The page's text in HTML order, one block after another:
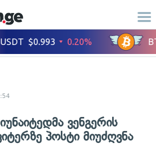
ვენგერის
პოსტი მიუძღვნა